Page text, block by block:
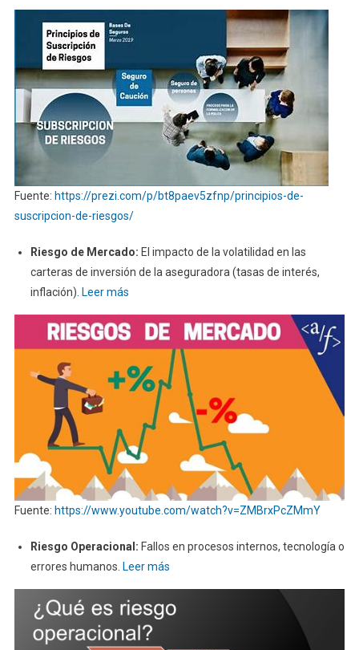
Fuente: https://prezi.com/p/bt8paev5zfnp/principios-de-
suscripcion-de-riesgos/
Riesgo de Mercado: El impacto de la volatilidad en las
carteras de inversión de la aseguradora (tasas de interés,
inflación). Leer más
Fuente: https://www.youtube.com/watch?v=ZMBrxPcZMmY
Riesgo Operacional: Fallos en procesos internos, tecnología o
errores humanos. Leer más